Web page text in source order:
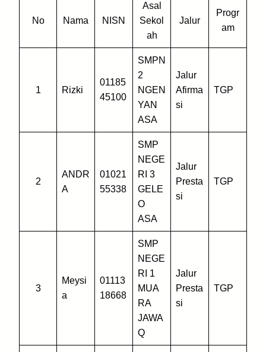
No Nama NISN
Asal
Sekol
ah
Jalur
Progr
am
1 Rizki
01185
45100
SMPN
2
NGEN
YAN
ASA
Jalur
Afirma
si
TGP
2
ANDR
A
01021
55338
SMP
NEGE
RI 3
GELE
O
ASA
Jalur
Presta
si
TGP
3
Meysi
a
01113
18668
SMP
NEGE
RI 1
MUA
RA
JAWA
Q
Jalur
Presta
si
TGP